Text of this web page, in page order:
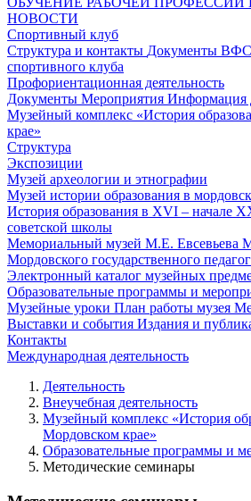
НОВОСТИ
Спортивный клуб
Структура и контакты Документы
спортивного клуба
Профориентационная деятельность
Документы Мероприятия Информация
Музейный комплекс «История
крае»
Структура
Экспозиции
Музей археологии и этнографии
Музей истории образования в
История образования в XVI – начале
советской школы
Мемориальный музей М.Е. Евсевьева
Мордовского государственного
Электронный каталог музейных
Образовательные программы и
Музейные уроки План работы музея
Выставки и события Издания и
Контакты
Международная деятельность
Деятельность
Внеучебная деятельность
Музейный комплекс «История
Мордовском крае»
Образовательные программы и
Методические семинары